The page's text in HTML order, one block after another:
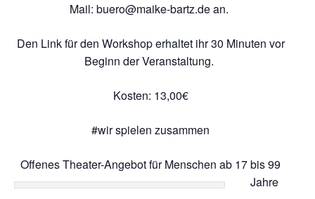
Mail: buero@maike-bartz.de an.
Den Link für den Workshop erhaltet ihr 30 Minuten vor
Beginn der Veranstaltung.
Kosten: 13,00€
#wir spielen zusammen
Offenes Theater-Angebot für Menschen ab 17 bis 99
Jahre